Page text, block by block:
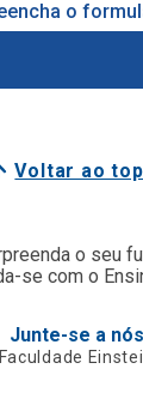
o
Voltar ao
o seu
se com o
Junte-se a nós
Faculdade